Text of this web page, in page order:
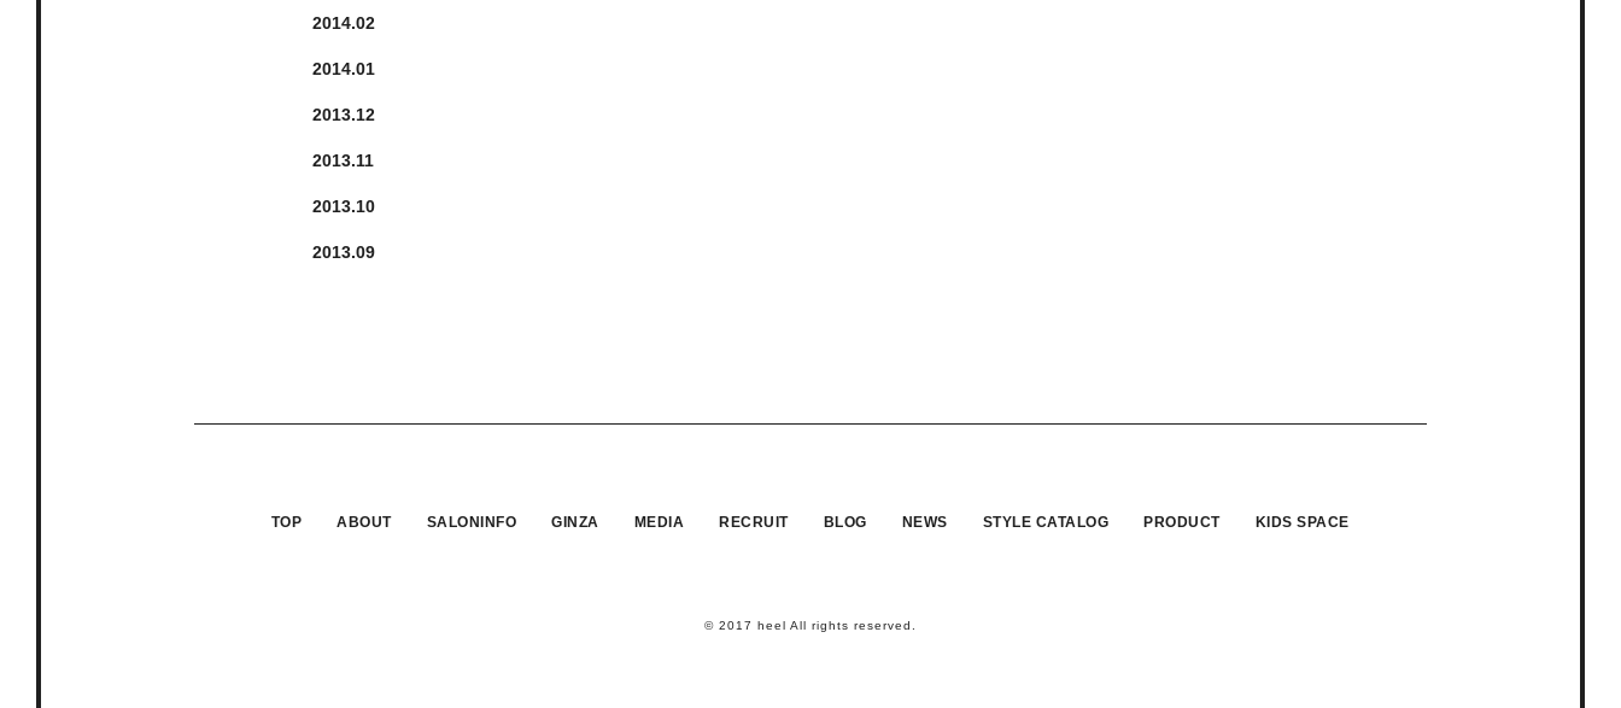
2014. 2
2014. 1
2013.12
2013.11
2013.10
2013. 9
TOP ABOUT SALONINFO GINZA MEDIA RECRUIT BLOG NEWS STYLE CATALOG PRODUCT KIDS SPACE
© 2017 heel All rights reserved.